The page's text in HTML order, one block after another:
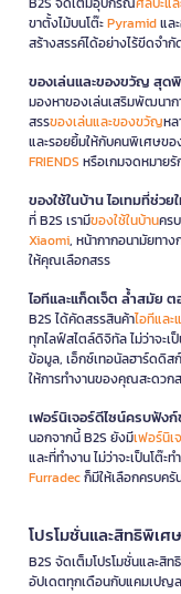
ขาตั้งไม้บนโต๊ะPyramidแล
สร้างสรรค์ได้อย่างไร้ขีดจำกั
ของเล่นและของขวัญ สุด
มองหาของเล่นเสริมพัฒนา
สรรของเล่นและของขวัญหล
และรอยยิ้มให้กับคนพิเศษขอ
FRIENDS หรือเกมจดหมายรั
ของใช้ในบ้าน ไอเทมที่ช่ว
ที่ B2S เรามีของใช้ในบ้านคร
Xiaomi, หน้ากากอนามัยทา
ให้คุณเลือกสรร
ไอทีและแก็ดเจ็ต ล้ำสมัย
B2S ได้คัดสรรสินค้าไอทีและ
ทุกไลฟ์สไตล์ดิจิทัล ไม่ว่าจะเ
ข้อมูล, เอ็กซ์เทอนัลฮาร์ดดิสก์
ให้การทำงานของคุณสะดวก
เฟอร์นิเจอร์ดีไซน์ครบฟัง
นอกจากนี้ B2S ยังมีเฟอร์นิเ
และที่ทำงาน ไม่ว่าจะเป็นโต๊
Furradecก็มีให้เลือกครบครั
โปรโมชั่นและสิทธิพิเศษ
B2S จัดเต็มโปรโมชั่นและสิ
อัปเดตทุกเดือนกับแคมเปญ